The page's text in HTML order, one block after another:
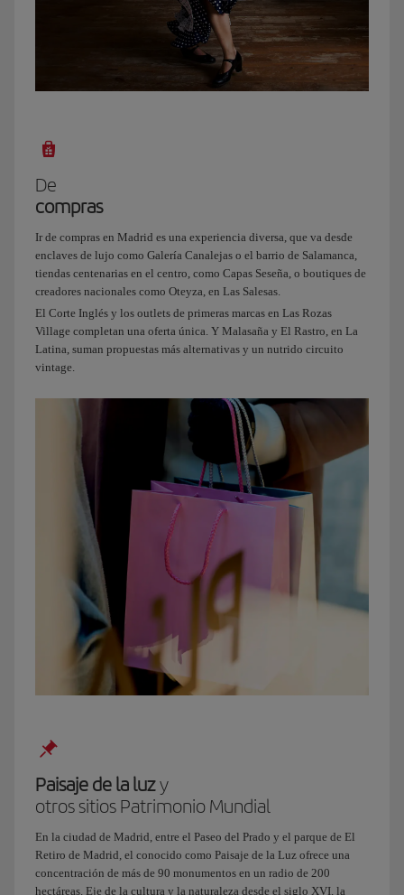
las
siguiente
parada
es
la
Plaza
de
Olavide.
Nos
tomamos
algo
al
sol,
comemos
ponemos
Venga,
llegando
T4
recogerte.
¡Ay!
Qué
ganas
de
enseñarte
De
compras
Ir de compras en Madrid es una experiencia diversa, que va desde
enclaves de lujo como Galería Canalejas o el barrio de Salamanca,
tiendas centenarias en el centro, como Capas Seseña, o boutiques de
creadores nacionales como Oteyza, en Las Salesas.
El Corte Inglés y los outlets de primeras marcas en Las Rozas
Village completan una oferta única. Y Malasaña y El Rastro, en La
Latina, suman propuestas más alternativas y un nutrido circuito
vintage.
Paisaje de la luzy
otros sitios Patrimonio Mundial
En la ciudad de Madrid, entre el Paseo del Prado y el parque de El
Retiro de Madrid, el conocido como Paisaje de la Luz ofrece una
concentración de más de 90 monumentos en un radio de 200
hectáreas. Eje de la cultura y la naturaleza desde el siglo XVI, la